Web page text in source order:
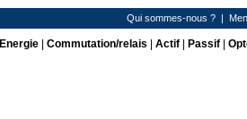
Qui sommes-nous ? |
Energie| Commutation/relais Actif| Passif|